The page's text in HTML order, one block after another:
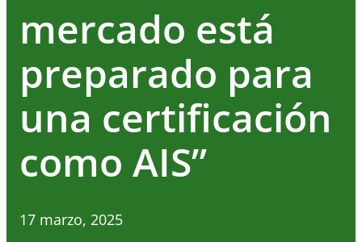
mercado está
preparado para
una certificación
como AIS”
17 marzo, 2025